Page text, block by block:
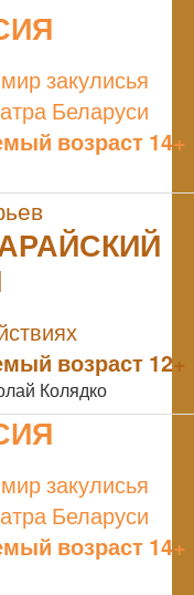
закулисья
Беларуси
возраст 14+
возраст 12+
Колядко
закулисья
Беларуси
возраст 14+